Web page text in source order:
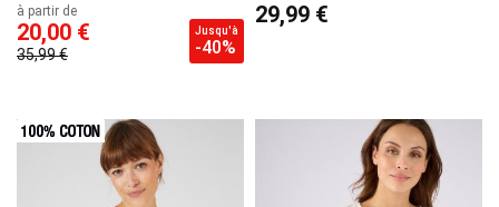
à partir de
20,00 €
35,99 €
Jusqu'à
-40%
29,99 €